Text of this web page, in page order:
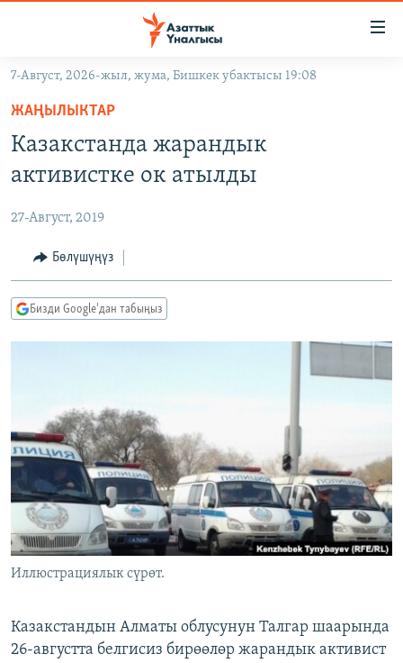
Навигацияга
өтүңүз
Издөөгө
салыңыз
ЭКОНОМИКА
МАДАНИЯТ
БОРБОР АЗИЯ
АТАЙЫН ИЛИКТӨӨ
ТВ ПРОГРАММАЛАР
ЭКСПЕРТТЕР ТАЛДАЙТ
ЭЖЕ-СИҢДИЛЕР
АЗАТТЫК+
ЫҢГАЙСЫЗ СУРООЛОР
ӨЗГӨЧӨ ПИКИР
ОНЛАЙН ШЕРИНЕ
ЭЕ/АРнун бардык сайттары
7-Август, 2026-жыл, жума, Бишкек убактысы 19:08
ЖАҢЫЛЫКТАР
Казакстанда жарандык
активистке ок атылды
27-Август, 2019
Бөлүшүңүз
Бизди Google'дан табыңыз
Иллюстрациялык сүрөт.
Казакстандын Алматы облусунун Талгар шаарында
26-августта белгисиз бирөөлөр жарандык активист